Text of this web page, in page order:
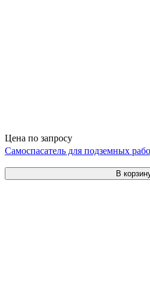
Цена по запросу
Самоспасатель для подземных
В